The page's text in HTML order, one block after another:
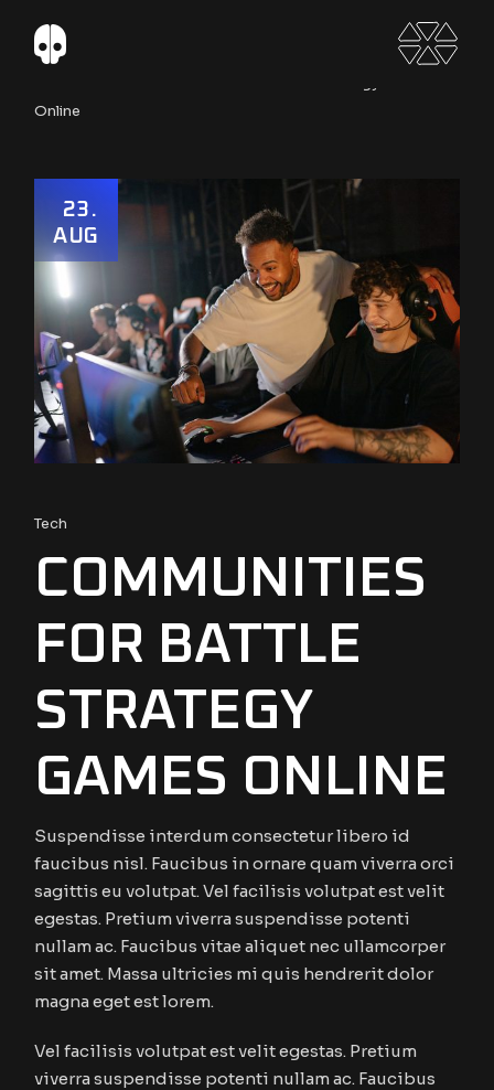
Online
23
AUG
Tech
COMMUNITIES
FOR BATTLE
STRATEGY
GAMES ONLINE
Suspendisse interdum consectetur libero id
faucibus nisl. Faucibus in ornare quam viverra orci
sagittis eu volutpat. Vel facilisis volutpat est velit
egestas. Pretium viverra suspendisse potenti
nullam ac. Faucibus vitae aliquet nec ullamcorper
sit amet. Massa ultricies mi quis hendrerit dolor
magna eget est lorem.
Vel facilisis volutpat est velit egestas. Pretium
viverra suspendisse potenti nullam ac. Faucibus